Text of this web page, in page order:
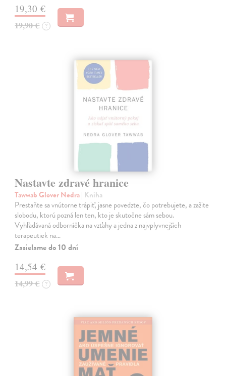
19,30 €
19,90 € ?
Nastavte zdravé hranice
Tawwab Glover Nedra| Kniha
Prestaňte sa vnútorne trápiť, jasne povedzte, čo potrebujete, a zažite
slobodu, ktorú pozná len ten, kto je skutočne sám sebou.
Vyhľadávaná odborníčka na vzťahy a jedna z najvplyvnejších
terapeutiek na…
Zasielame do 10 dní
14,54 €
14,99 € ?